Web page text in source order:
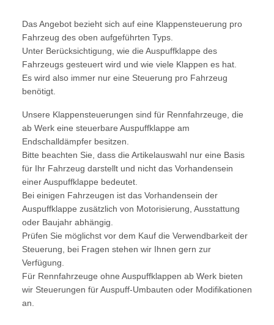
Das Angebot bezieht sich auf eine Klappensteuerung pro
Fahrzeug des oben aufgeführten Typs.
Unter Berücksichtigung, wie die Auspuffklappe des
Fahrzeugs gesteuert wird und wie viele Klappen es hat.
Es wird also immer nur eine Steuerung pro Fahrzeug
benötigt.
Unsere Klappensteuerungen sind für Rennfahrzeuge, die
ab Werk eine steuerbare Auspuffklappe am
Endschalldämpfer besitzen.
Bitte beachten Sie, dass die Artikelauswahl nur eine Basis
für Ihr Fahrzeug darstellt und nicht das Vorhandensein
einer Auspuffklappe bedeutet.
Bei einigen Fahrzeugen ist das Vorhandensein der
Auspuffklappe zusätzlich von Motorisierung, Ausstattung
oder Baujahr abhängig.
Prüfen Sie möglichst vor dem Kauf die Verwendbarkeit der
Steuerung, bei Fragen stehen wir Ihnen gern zur
Verfügung.
Für Rennfahrzeuge ohne Auspuffklappen ab Werk bieten
wir Steuerungen für Auspuff-Umbauten oder Modifikationen
an.